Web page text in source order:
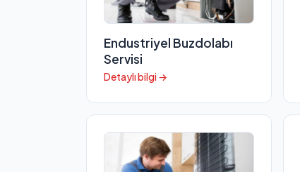
Endustriyel Buzdolabı
Servisi
Detaylı bilgi →